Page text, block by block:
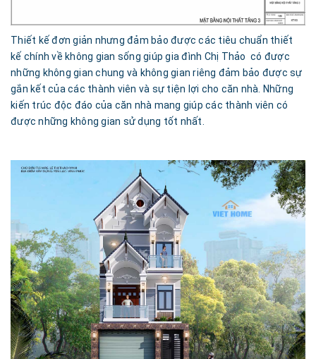
Thiết kế đơn giản nhưng đảm bảo được các tiêu chuẩn thiết
kế chính về không gian sống giúp gia đình Chị Thảo có được
những không gian chung và không gian riêng đảm bảo được sự
gắn kết của các thành viên và sự tiện lợi cho căn nhà. Những
kiến trúc độc đáo của căn nhà mang giúp các thành viên có
được những không gian sử dụng tốt nhất.